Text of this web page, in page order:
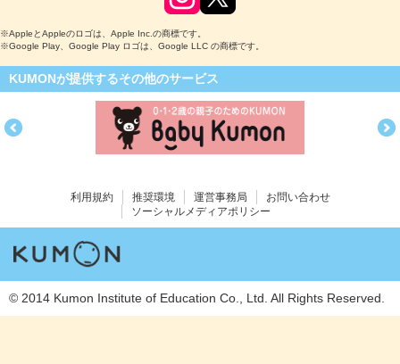
※AppleとAppleのロゴは、Apple Inc.の商標です。
※Google Play、Google Play ロゴは、Google LLC の商標です。
KUMONが提供するその他のサービス
利用規約 推奨環境 運営事務局
お問い合わせ
ソーシャルメディアポリシー
© 2014 Kumon Institute of Education Co., Ltd. All Rights Reserved.